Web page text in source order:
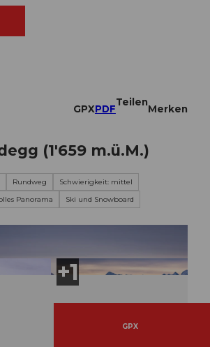
GPXPDF
Teilen
Merken
(1'659 m.ü.M.)
Rundweg
Schwierigkeit: mittel
Panorama Ski und Snowboard
GPX